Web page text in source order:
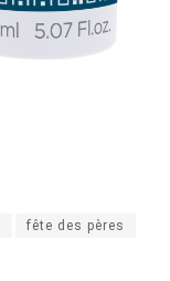
fête des pères